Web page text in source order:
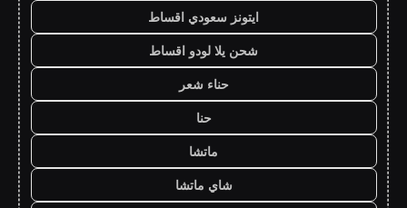
ايتونز سعودي اقساط
شحن يلا لودو اقساط
حناء شعر
حنا
ماتشا
شاي ماتشا